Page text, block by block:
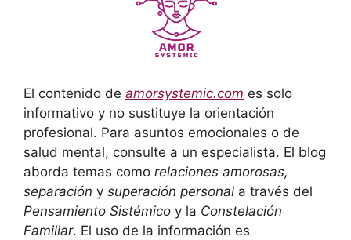
El contenido de amorsystemic.com es solo
informativo y no sustituye la orientación
profesional. Para asuntos emocionales o de
salud mental, consulte a un especialista. El blog
aborda temas como relaciones amorosas,
separación y superación personal a través del
Pensamiento Sistémico y la Constelación
Familiar. El uso de la información es